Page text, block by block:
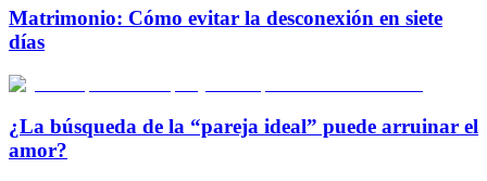
Matrimonio: Cómo evitar la desconexión en siete
días
¿La búsqueda de la “pareja ideal” puede arruinar el
amor?